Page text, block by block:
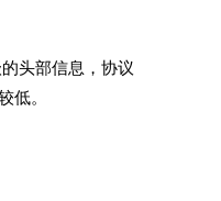
头部信息，协议
低。